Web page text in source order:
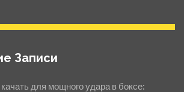
Записи
для мощного удара в боксе: